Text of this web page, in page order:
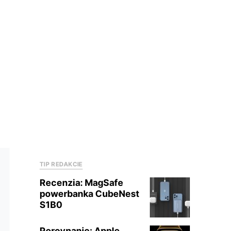
TIP REDAKCIE
Recenzia: MagSafe
powerbanka CubeNest
S1B0